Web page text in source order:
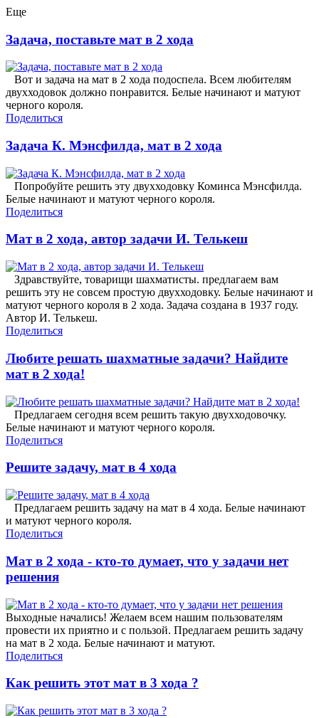
Еще
Задача, поставьте мат в 2 хода
Вот и задача на мат в 2 хода подоспела. Всем любителям
двухходовок должно понравится. Белые начинают и матуют
черного короля.
Поделиться
Задача К. Мэнсфилда, мат в 2 хода
Попробуйте решить эту двухходовку Коминса Мэнсфилда.
Белые начинают и матуют черного короля.
Поделиться
Мат в 2 хода, автор задачи И. Телькеш
Здравствуйте, товарищи шахматисты. предлагаем вам
решить эту не совсем простую двухходовку. Белые начинают и
матуют черного короля в 2 хода. Задача создана в 1937 году.
Автор И. Телькеш.
Поделиться
Любите решать шахматные задачи? Найдите
мат в 2 хода!
Предлагаем сегодня всем решить такую двухходовочку.
Белые начинают и матуют черного короля.
Поделиться
Решите задачу, мат в 4 хода
Предлагаем решить задачу на мат в 4 хода. Белые начинают
и матуют черного короля.
Поделиться
Мат в 2 хода - кто-то думает, что у задачи нет
решения
Выходные начались! Желаем всем нашим пользователям
провести их приятно и с пользой. Предлагаем решить задачу
на мат в 2 хода. Белые начинают и матуют.
Поделиться
Как решить этот мат в 3 хода ?